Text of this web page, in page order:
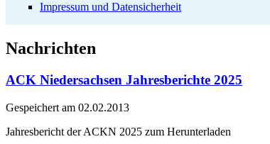
Impressum und Datensicherheit
Nachrichten
ACK Niedersachsen Jahresberichte 2025
Gespeichert am 02.02.2013
Jahresbericht der ACKN 2025 zum Herunterladen